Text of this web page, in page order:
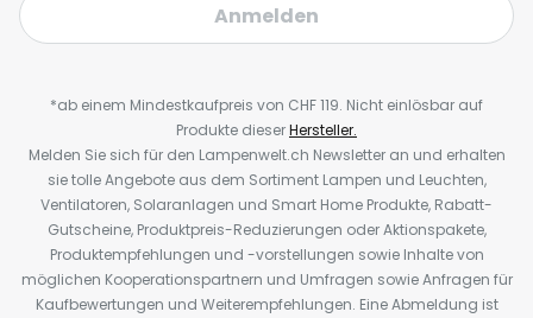
Anmelden
*ab einem Mindestkaufpreis von CHF 119. Nicht einlösbar auf
Produkte dieserHersteller.
Melden Sie sich für den Lampenwelt.ch Newsletter an und erhalten
sie tolle Angebote aus dem Sortiment Lampen und Leuchten,
Ventilatoren, Solaranlagen und Smart Home Produkte, Rabatt-
Gutscheine, Produktpreis-Reduzierungen oder Aktionspakete,
Produktempfehlungen und -vorstellungen sowie Inhalte von
möglichen Kooperationspartnern und Umfragen sowie Anfragen für
Kaufbewertungen und Weiterempfehlungen. Eine Abmeldung ist